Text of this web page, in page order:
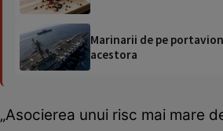
Marinarii de pe
acestora
„Asocierea unui risc mai mare